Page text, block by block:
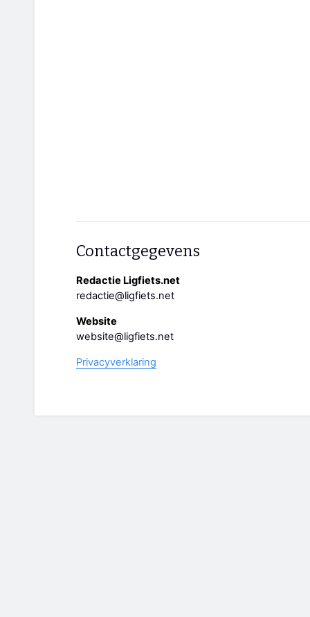
Contactgegevens
Redactie Ligfiets.net
redactie@ligfiets.net
Website
website@ligfiets.net
Privacyverklaring